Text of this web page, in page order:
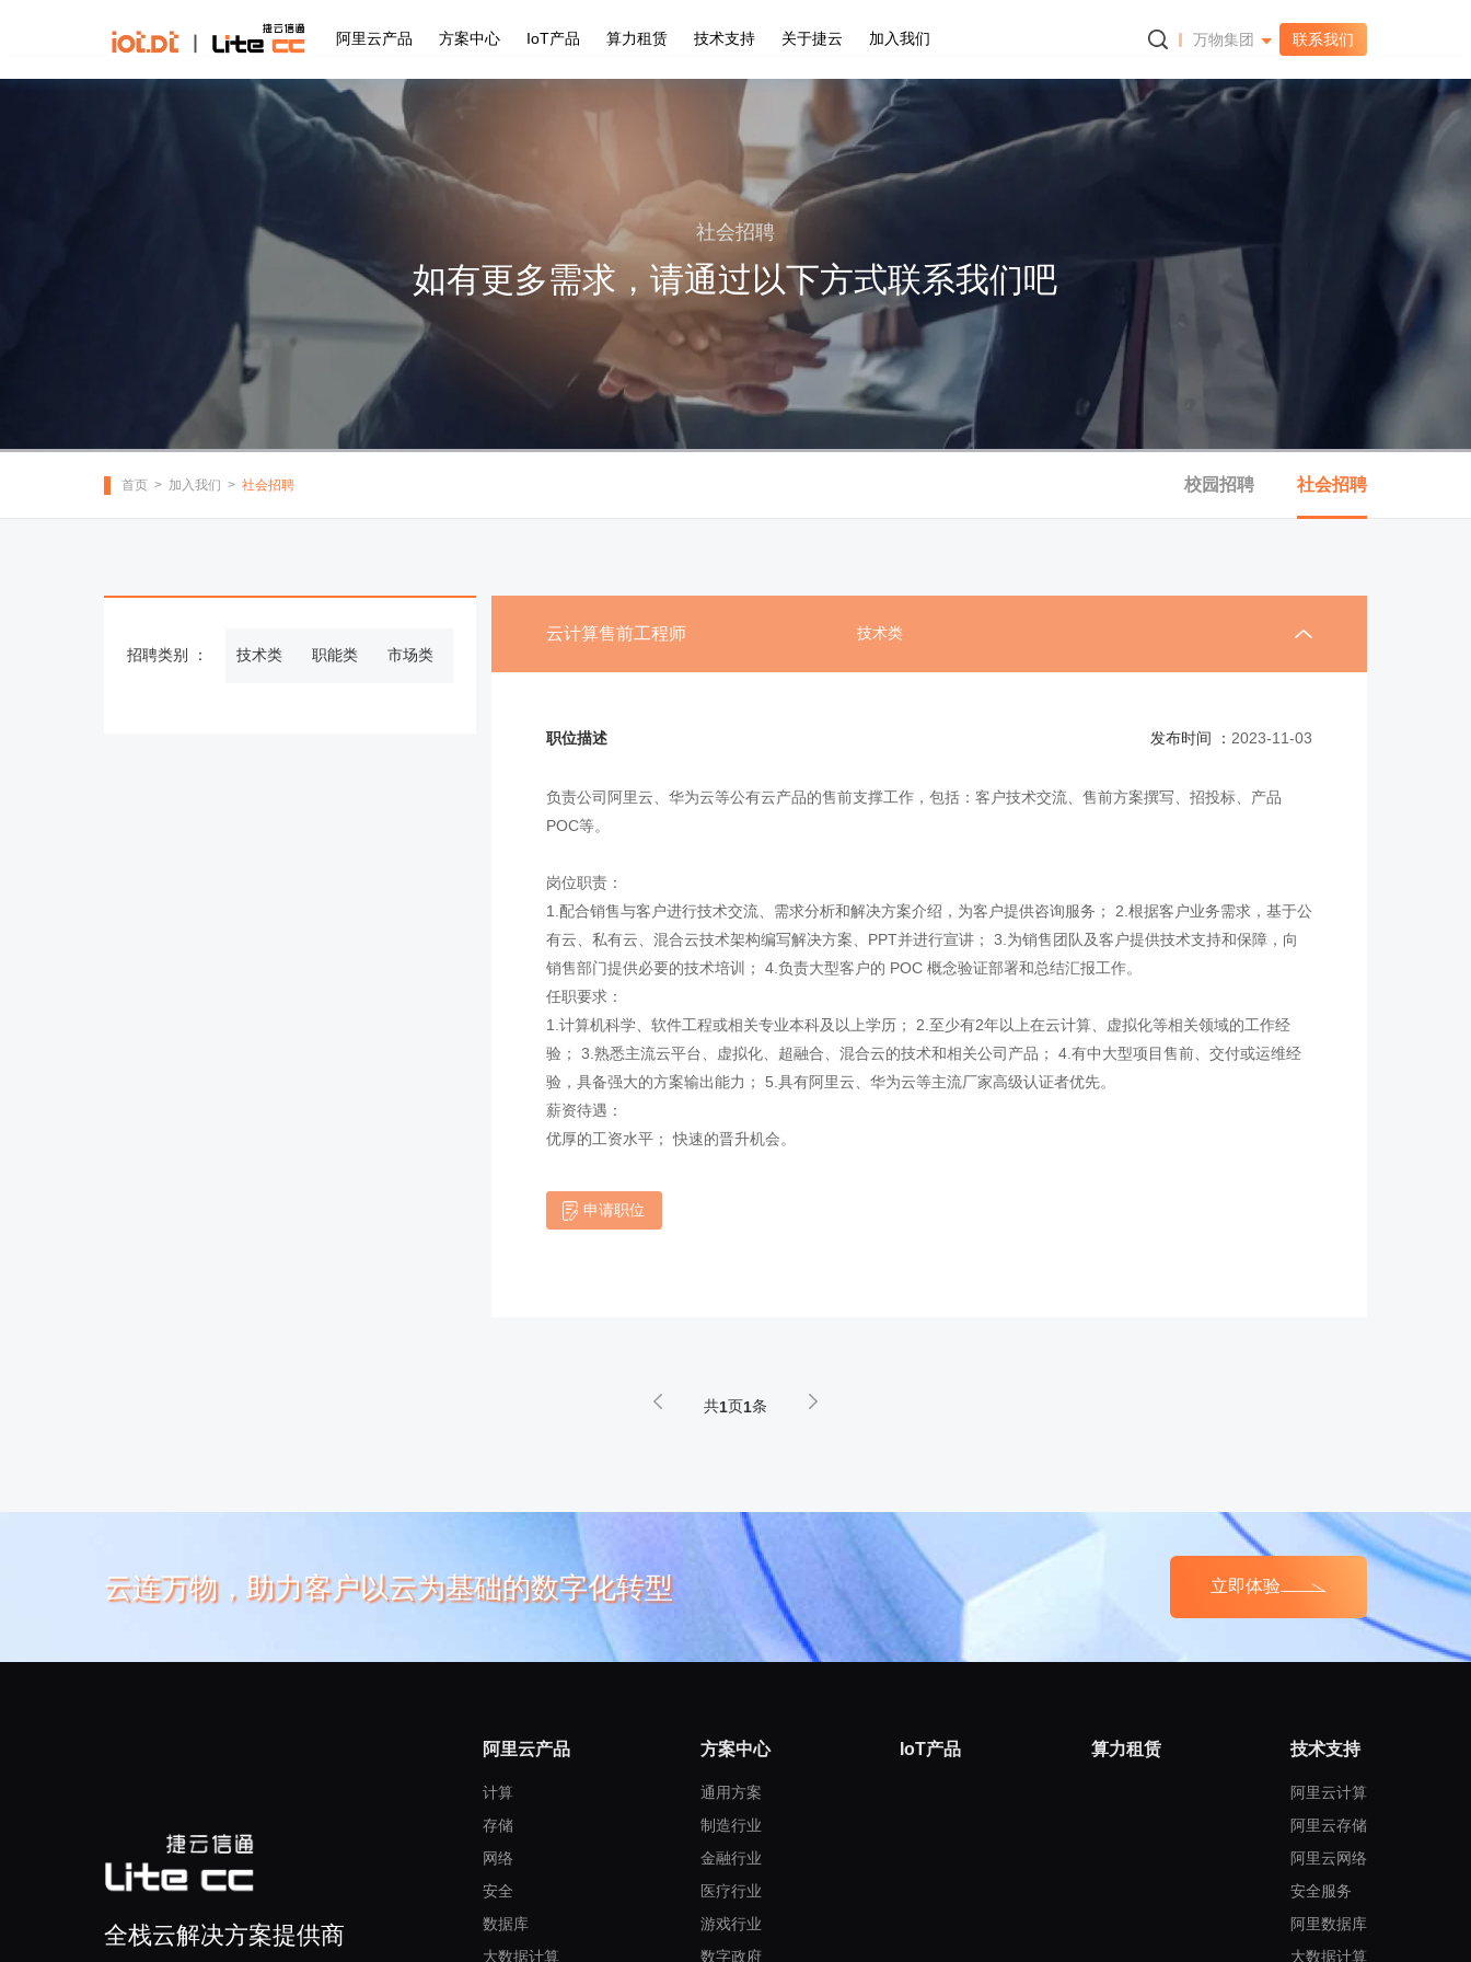
阿里云产品 方案中心 IoT产品 算力租赁 技术支持 关于捷云 加入我们 万物集团
万物纵横官网
联系我们
社会招聘
如有更多需求，请通过以下方式联系我们吧
首页 > 加入我们 > 社会招聘 校园招聘 社会招聘
招聘类别 ： 技术类 职能类 市场类
云计算售前工程师 技术类
职位描述 发布时间 ： 2023-11-03
负责公司阿里云、华为云等公有云产品的售前支撑工作，包括：客户技术交流、售前方案撰写、招投标、产品
POC等。
岗位职责：
1.配合销售与客户进行技术交流、需求分析和解决方案介绍，为客户提供咨询服务； 2.根据客户业务需求，基于公
有云、私有云、混合云技术架构编写解决方案、PPT并进行宣讲； 3.为销售团队及客户提供技术支持和保障，向
销售部门提供必要的技术培训； 4.负责大型客户的 POC 概念验证部署和总结汇报工作。
任职要求：
1.计算机科学、软件工程或相关专业本科及以上学历； 2.至少有2年以上在云计算、虚拟化等相关领域的工作经
验； 3.熟悉主流云平台、虚拟化、超融合、混合云的技术和相关公司产品； 4.有中大型项目售前、交付或运维经
验，具备强大的方案输出能力； 5.具有阿里云、华为云等主流厂家高级认证者优先。
薪资待遇：
优厚的工资水平； 快速的晋升机会。
申请职位
共1页1条
云连万物，助力客户以云为基础的数字化转型 立即体验
全栈云解决方案提供商
阿里云产品
计算
存储
网络
安全
数据库
大数据计算
方案中心
通用方案
制造行业
金融行业
医疗行业
游戏行业
数字政府
IoT产品 算力租赁 技术支持
阿里云计算
阿里云存储
阿里云网络
安全服务
阿里数据库
大数据计算